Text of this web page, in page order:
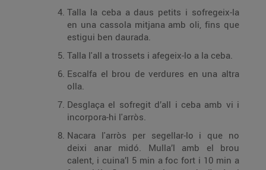
Talla la ceba a daus petits i sofregeix-la
en una cassola mitjana amb oli, fins que
estigui ben daurada.
Talla l'all a trossets i afegeix-lo a la ceba.
Escalfa el brou de verdures en una altra
olla.
Desglaça el sofregit d’all i ceba amb vi i
incorpora-hi l'arròs.
Nacara l'arròs per segellar-lo i que no
deixi anar midó. Mulla’l amb el brou
calent, i cuina’l 5 min a foc fort i 10 min a